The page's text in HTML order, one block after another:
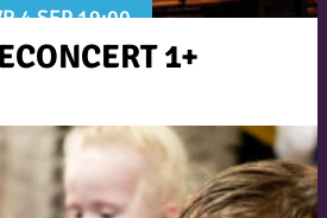
4 SEP 19:00
1+